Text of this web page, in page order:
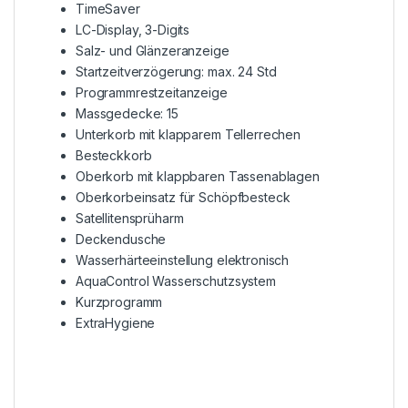
TimeSaver
LC-Display, 3-Digits
Salz- und Glänzeranzeige
Startzeitverzögerung: max. 24 Std
Programmrestzeitanzeige
Massgedecke: 15
Unterkorb mit klapparem Tellerrechen
Besteckkorb
Oberkorb mit klappbaren Tassenablagen
Oberkorbeinsatz für Schöpfbesteck
Satellitensprüharm
Deckendusche
Wasserhärteeinstellung elektronisch
AquaControl Wasserschutzsystem
Kurzprogramm
ExtraHygiene